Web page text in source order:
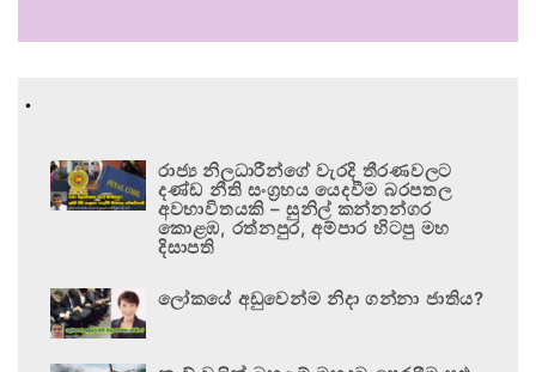
.
රාජ්‍ය නිලධාරීන්ගේ වැරදි තීරණවලට
දණ්ඩ නීති සංග්‍රහය යෙදවීම බරපතල
අවභාවිතයකි – සුනිල් කන්නන්ගර
කොළඹ, රත්නපුර, අම්පාර හිටපු මහ
දිසාපති
ලෝකයේ අඩුවෙන්ම නිදා ගන්නා ජාතිය?